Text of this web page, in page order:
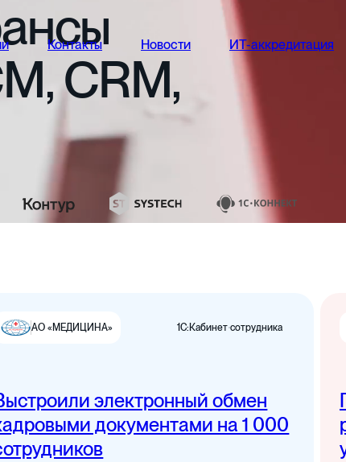
Контакты Новости ИТ-аккредитация
CRM,
АО «МЕДИЦИНА» 1С:Кабинет сотрудника
электронный обмен
документами на 1 000